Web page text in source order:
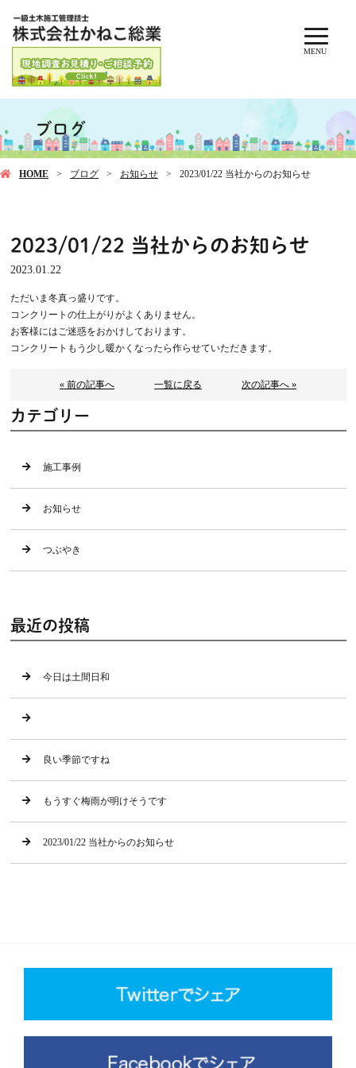
MENU
ブログ
HOME ブログ お知らせ 2023/01/22 当社からのお知らせ
2023/01/22 当社からのお知らせ
2023.01.22
ただいま冬真っ盛りです。
コンクリートの仕上がりがよくありません。
お客様にはご迷惑をおかけしております。
コンクリートもう少し暖かくなったら作らせていただきます。
« 前の記事へ 一覧に戻る 次の記事へ »
カテゴリー
施工事例
お知らせ
つぶやき
最近の投稿
今日は土間日和
良い季節ですね
もうすぐ梅雨が明けそうです
2023/01/22 当社からのお知らせ